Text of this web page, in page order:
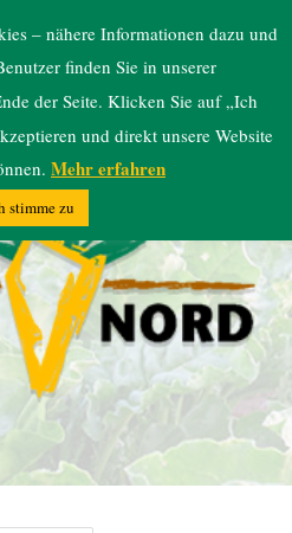
– nähere Informationen dazu und
finden Sie in unserer
der Seite. Klicken Sie auf „Ich
und direkt unsere Website
Mehr erfahren
stimme zu